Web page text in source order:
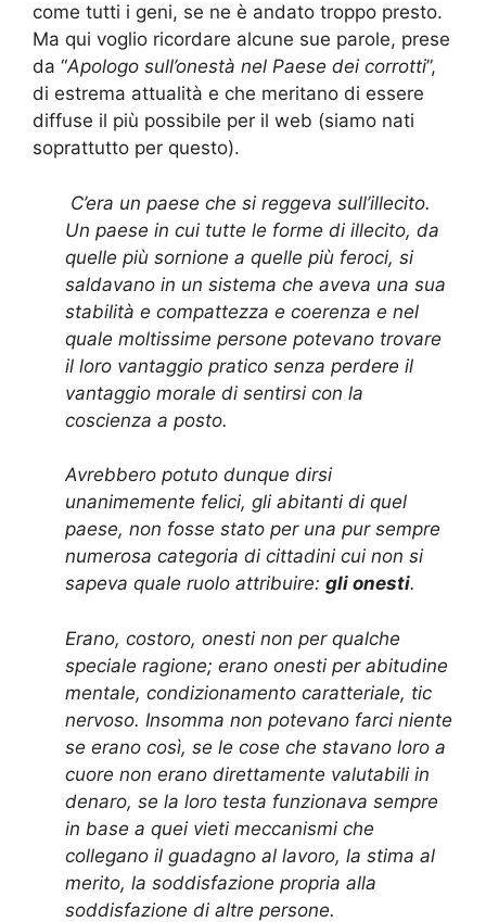
come tutti i geni, se ne è andato troppo presto.
Ma qui voglio ricordare alcune sue parole, prese
da “Apologo sull’onestà nel Paese dei corrotti”,
di estrema attualità e che meritano di essere
diffuse il più possibile per il web (siamo nati
soprattutto per questo).
C’era un paese che si reggeva sull’illecito.
Un paese in cui tutte le forme di illecito, da
quelle più sornione a quelle più feroci, si
saldavano in un sistema che aveva una sua
stabilità e compattezza e coerenza e nel
quale moltissime persone potevano trovare
il loro vantaggio pratico senza perdere il
vantaggio morale di sentirsi con la
coscienza a posto.
Avrebbero potuto dunque dirsi
unanimemente felici, gli abitanti di quel
paese, non fosse stato per una pur sempre
numerosa categoria di cittadini cui non si
sapeva quale ruolo attribuire: gli onesti.
Erano, costoro, onesti non per qualche
speciale ragione; erano onesti per abitudine
mentale, condizionamento caratteriale, tic
nervoso. Insomma non potevano farci niente
se erano così, se le cose che stavano loro a
cuore non erano direttamente valutabili in
denaro, se la loro testa funzionava sempre
in base a quei vieti meccanismi che
collegano il guadagno al lavoro, la stima al
merito, la soddisfazione propria alla
soddisfazione di altre persone.